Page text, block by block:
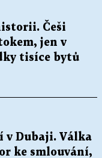
Češi
jen v
tisíce bytů
v Dubaji. Válka
ke smlouvání,